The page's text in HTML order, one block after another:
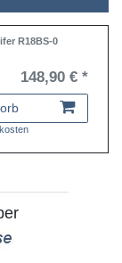
R18BS-0
148,90 € *